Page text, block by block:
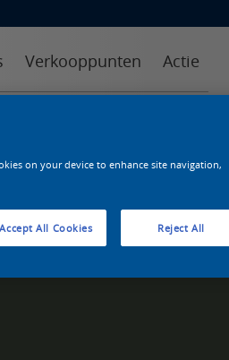
Verkooppunten Actie
on your device to enhance site navigation,
Reject All
Accept All Cookies